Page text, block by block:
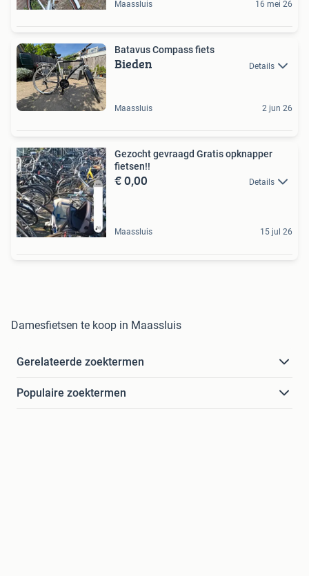
Maassluis 16 mei 26
Batavus Compass fiets
Bieden Details
Maassluis 2 jun 26
Gezocht gevraagd Gratis opknapper
fietsen!!
€ 0,00 Details
Maassluis 15 jul 26
Damesfietsen te koop in Maassluis
Gerelateerde zoektermen
Populaire zoektermen